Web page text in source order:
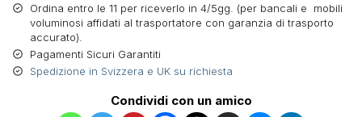
Ordina entro le 11 per riceverlo in 4/5gg. (per bancali e mobili
voluminosi affidati al trasportatore con garanzia di trasporto
accurato).
Pagamenti Sicuri Garantiti
Spedizione in Svizzera e UK su richiesta
Condividi con un amico